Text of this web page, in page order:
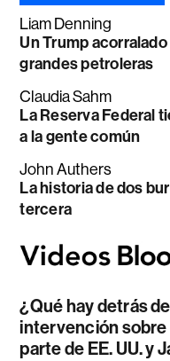
Liam Denning
Un Trump
grandes petroleras
Claudia Sahm
La Reserva Federal
a la gente común
John Authers
La historia de dos
tercera
¿Qué hay detrás
intervención sobre
parte de EE. UU. y